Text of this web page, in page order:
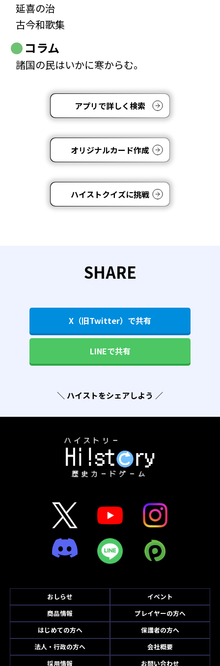
延喜の治
古今和歌集
コラム
諸国の民はいかに寒からむ。
アプリで詳しく検索
オリジナルカード作成
ハイストクイズに挑戦
SHARE
X（旧Twitter）で共有
LINEで共有
＼ ハイストをシェアしよう ／
おしらせ
イベント
商品情報
プレイヤーの方へ
はじめての方へ
保護者の方へ
法人・行政の方へ
会社概要
採用情報
お問い合わせ